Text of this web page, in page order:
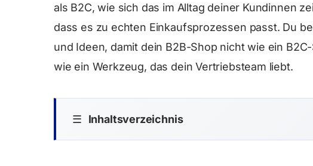
als B2C, wie sich das im Alltag deiner Kundinnen
dass es zu echten Einkaufsprozessen passt. Du
und Ideen, damit dein B2B-Shop nicht wie ein
wie ein Werkzeug, das dein Vertriebsteam liebt.
☰ Inhaltsverzeichnis